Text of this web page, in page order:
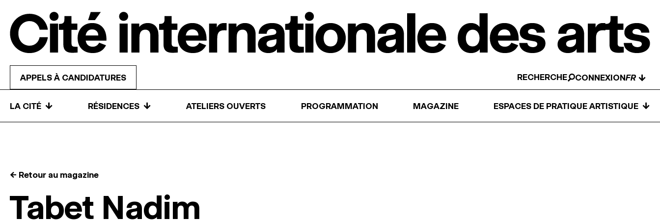
APPELS À CANDIDATURES RECHERCHE CONNEXION ↓
LA CITÉ ↓ RÉSIDENCES ↓ ATELIERS OUVERTS PROGRAMMATION MAGAZINE ESPACES DE PRATIQUE ARTISTIQUE ↓
← Retour au magazine
Tabet Nadim